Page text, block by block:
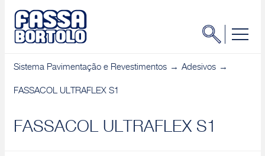
Sistema Pavimentação e Revestimentos Adesivos
FASSACOL ULTRAFLEX S1
FASSACOL ULTRAFLEX S1